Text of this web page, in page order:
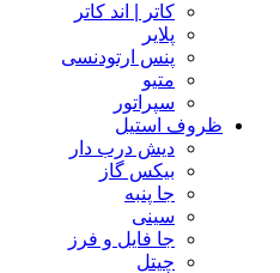
کاتر | اند کاتر
پلایر
پنس ارتودنسی
متیو
سپراتور
ظروف استیل
دیش درب دار
بیکس گاز
جا پنبه
سینی
جا فایل و فرز
چیتل